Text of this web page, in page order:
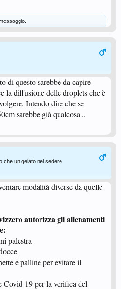
di questo sarebbe da capire
la diffusione delle droplets che è
Intendo dire che se
sarebbe già qualcosa...
che un gelato nel sedere
modalità diverse da quelle
autorizza gli allenamenti
palestra
e palline per evitare il
Covid-19 per la verifica del